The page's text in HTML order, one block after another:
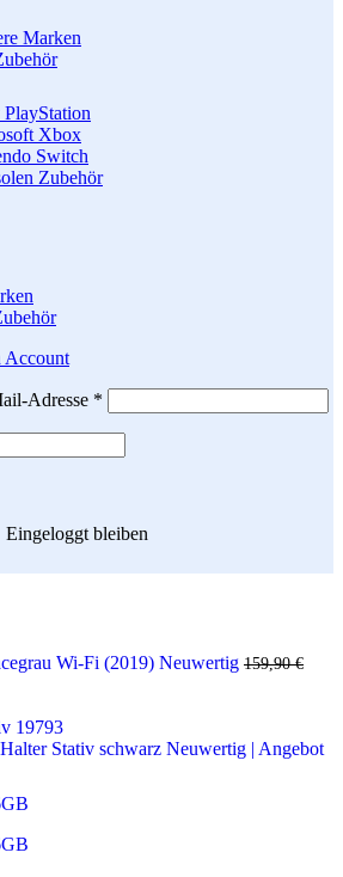
Marken
PlayStation
Xbox
Switch
Zubehör
Account
Adresse *
Eingeloggt bleiben
Wi-Fi (2019) Neuwertig 159,90€
Stativ schwarz Neuwertig | Angebot